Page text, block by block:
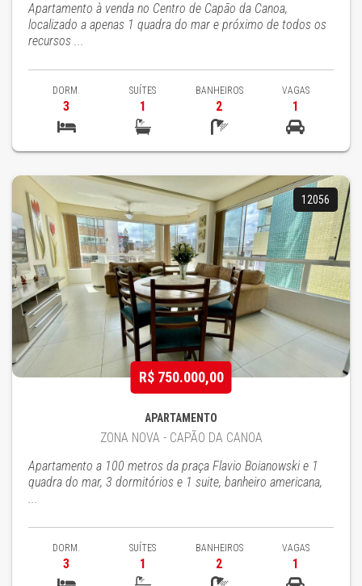
Apartamento à venda no Centro de Capão da Canoa,
localizado a apenas 1 quadra do mar e próximo de todos os
recursos ...
DORM.
3
SUÍTES
1
BANHEIROS
2
VAGAS
1
12056
R$ 750.000,00
APARTAMENTO
ZONA NOVA - CAPÃO DA CANOA
Apartamento a 100 metros da praça Flavio Boianowski e 1
quadra do mar, 3 dormitórios e 1 suite, banheiro americana,
...
DORM.
3
SUÍTES
1
BANHEIROS
2
VAGAS
1